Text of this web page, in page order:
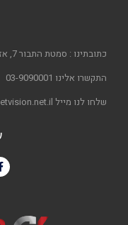
כתובתינו : סמטת התבור 7, אזור התעשייה סגולה פתח תקווה
התקשרו אלינו 03-9090001
שלחו לנו מייל gkm@netvision.net.il